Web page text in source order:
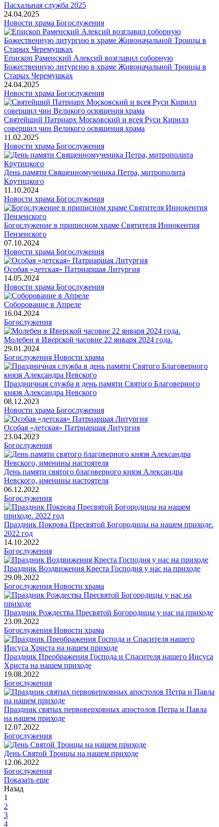
Пасхальная служба 2025
24.04.2025
Новости храма Богослужения
Епископ Раменский Алексий возглавил соборную
Божественную литургию в храме Живоначальной Троицы в
Старых Черемушках
24.04.2025
Новости храма Богослужения
Святейший Патриарх Московский и всея Руси Кирилл
совершил чин Великого освящения храма
11.02.2025
Новости храма Богослужения
День памяти Священномученика Петра, митрополита
Крутицкого
11.10.2024
Новости храма Богослужения
Богослужение в приписном храме Святителя Иннокентия
Пензенского
07.10.2024
Новости храма Богослужения
Особая «детская» Патриаршая Литургия
14.05.2024
Новости храма Богослужения
Соборование в Апреле
16.04.2024
Богослужения
Молебен в Иверской часовне 22 января 2024 года.
29.01.2024
Богослужения Новости храма
Праздничная служба в день памяти Святого Благоверного
князя Александра Невского
08.12.2023
Новости храма Богослужения
Особая «детская» Патриаршая Литургия
23.04.2023
Богослужения
День памяти святого благоверного князя Александра
Невского, именины настоятеля
06.12.2022
Богослужения
Праздник Покрова Пресвятой Богородицы на нашем приходе.
2022 год
14.10.2022
Богослужения
Праздник Воздвижения Креста Господня у нас на приходе
29.09.2022
Богослужения Новости храма
Праздник Рождества Пресвятой Богородицы у нас на приходе
23.09.2022
Богослужения Новости храма
Праздник Преображения Господа и Спасителя нашего Иисуса
Христа на нашем приходе
19.08.2022
Богослужения
Праздник святых первоверховных апостолов Петра и Павла
на нашем приходе
12.07.2022
Богослужения
День Святой Троицы на нашем приходе
12.06.2022
Богослужения
Показать еще
Назад
1
2
3
4